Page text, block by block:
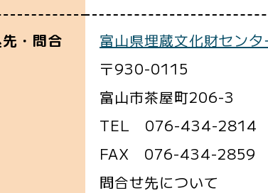
・問合
富山県埋蔵文化財センタ
〒930-0115
富山市茶屋町206-3
TEL 076-434-2814
FAX 076-434-2859
問合せ先について